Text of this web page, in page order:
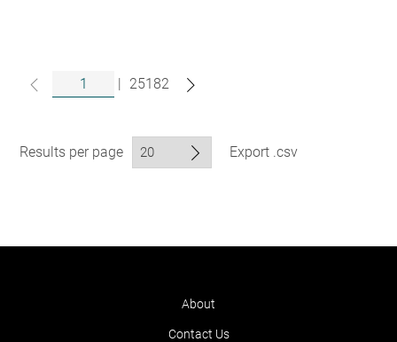
| 25182
Results per page Export .csv
About
Contact Us